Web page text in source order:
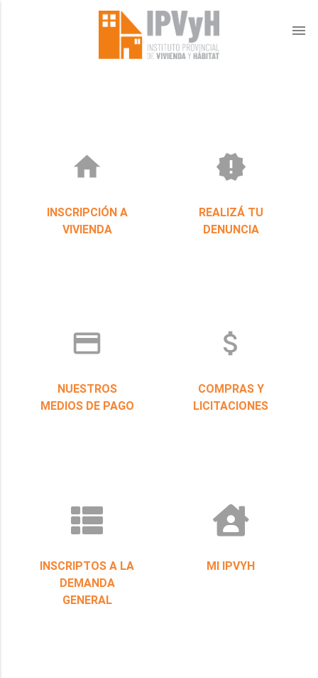
menu
home
INSCRIPCIÓN A
VIVIENDA
new_releases
REALIZÁ TU
DENUNCIA
credit_card
NUESTROS
MEDIOS DE PAGO
attach_money
COMPRAS Y
LICITACIONES
INSCRIPTOS A LA
DEMANDA
GENERAL
MI IPVYH